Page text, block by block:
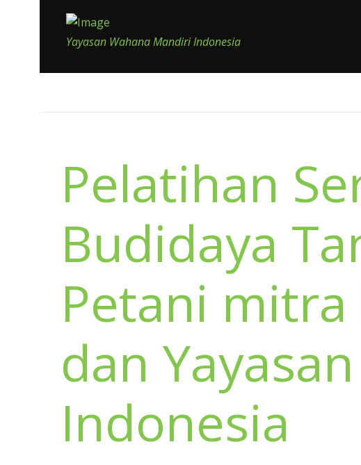
Yayasan Wahana Mandiri Indonesia
Pelatihan
Budidaya
Petani mitra
dan
Indonesia